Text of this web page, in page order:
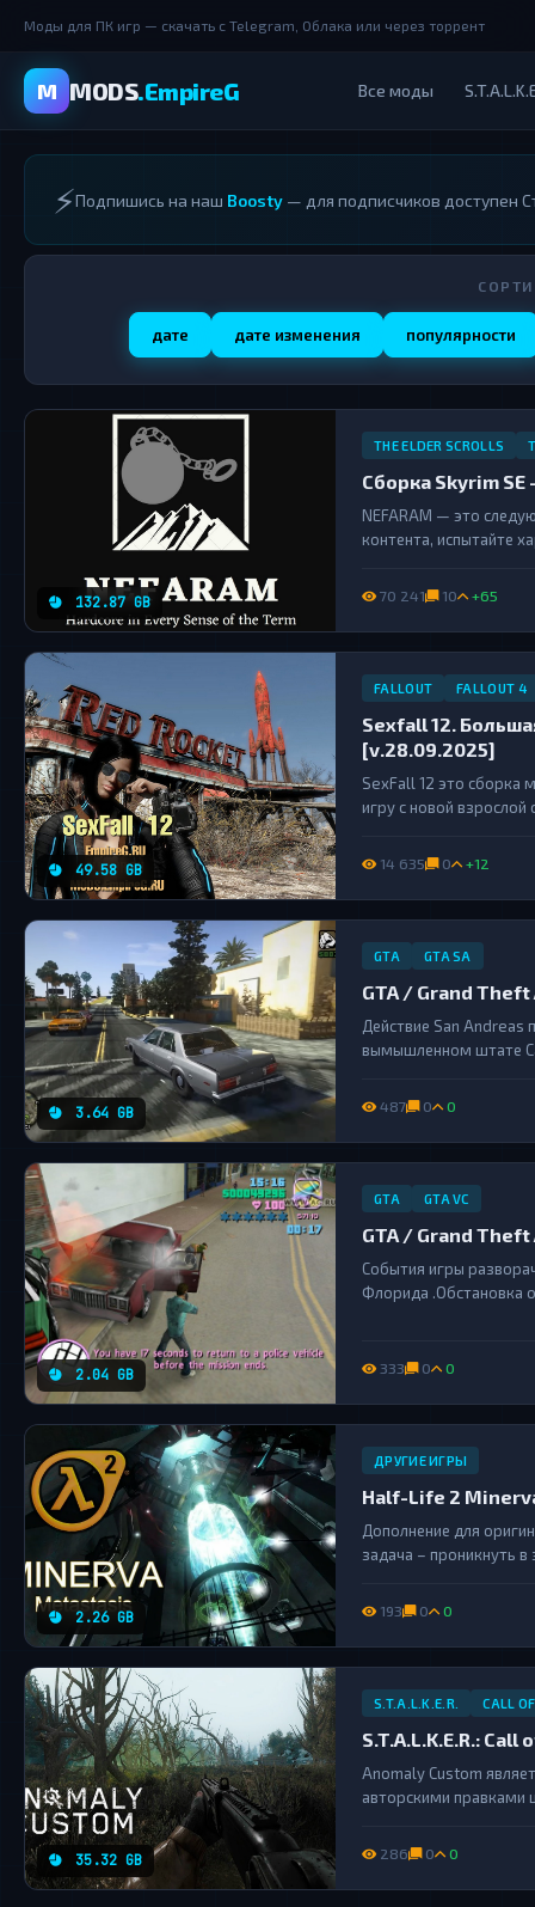
Моды для ПК игр — скачать с Telegram, Облака или через торрент
M MODS.EmpireG Все моды
⚡Подпишись на наш Boosty — для подписчиков доступен
дате дате изменения популярности
132.87 GB
THE ELDER SCROLLS
Сборка Skyrim SE
NEFARAM — это
контента, испытайте
70 241 10 +65
49.58 GB
FALLOUT FALLOUT 4
Sexfall 12.
[v.28.09.2025]
SexFall 12 это сборка
игру с новой
14 635 0 +12
3.64 GB
GTA GTA SA
GTA / Grand Theft
Действие San
вымышленном штате
Лос-Сантос (aka Лос-
487 0 0
2.04 GB
GTA GTA VC
GTA / Grand Theft
События игры
Флорида .Обстановка
333 0 0
2.26 GB
ДРУГИЕ ИГРЫ
Half-Life 2
Дополнение для
задача – проникнуть
получить энергию
193 0 0
35.32 GB
S.T.A.L.K.E.R. CALL
S.T.A.L.K.E.R.:
Anomaly Custom
авторскими правками
гемплейную часть
286 0 0